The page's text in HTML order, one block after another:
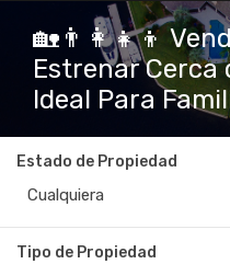
🏡👨‍👩‍👧‍👦
Estrenar Cerca
Ideal Para
Estado de Propiedad
Cualquiera
Tipo de Propiedad